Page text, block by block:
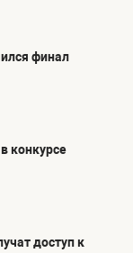
финал
конкурсе
доступ к